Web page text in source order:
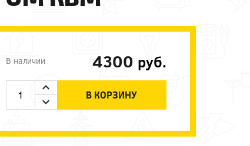
В наличии 4300 руб.
В КОРЗИНУ